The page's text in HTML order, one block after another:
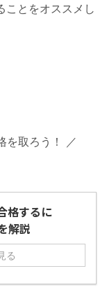
ことをオススメし
を取ろう！ ／
格するに
解説
る